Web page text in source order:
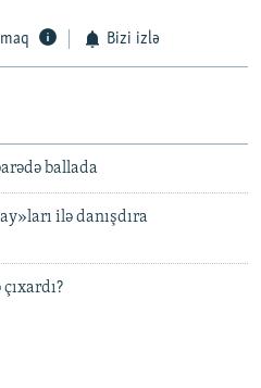
Bizi izlə
ballada
ilə danışdıra